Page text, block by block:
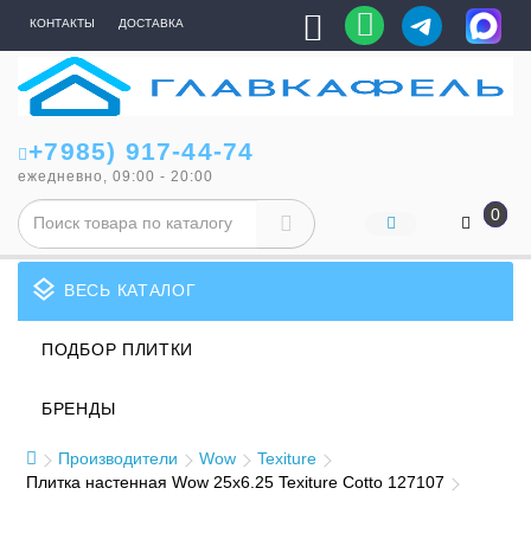
КОНТАКТЫ ДОСТАВКА
+7985) 917-44-74
ежедневно, 09:00 - 20:00
0
layers ВЕСЬ КАТАЛОГ
ПОДБОР ПЛИТКИ
БРЕНДЫ
Производители Wow
Texiture
Плитка настенная Wow 25x6.25 Texiture Cotto 127107